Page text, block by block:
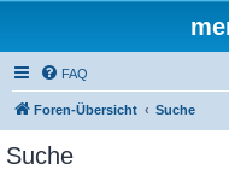
FAQ
Foren-Übersicht Suche
Suche